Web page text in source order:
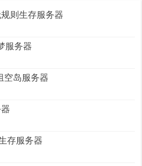
则生存服务器
服务器
空岛服务器
存服务器